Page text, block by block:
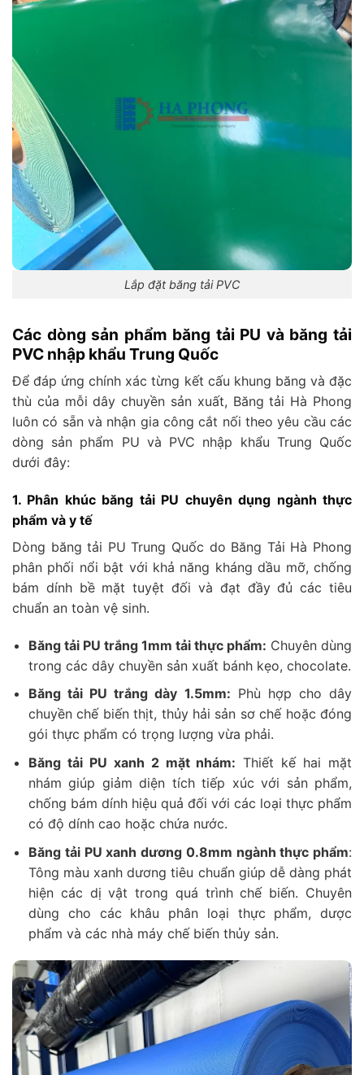
Lắp đặt băng tải PVC
Các dòng sản phẩm băng tải PU và băng tải
PVC nhập khẩu Trung Quốc
Để đáp ứng chính xác từng kết cấu khung băng và đặc
thù của mỗi dây chuyền sản xuất, Băng tải Hà Phong
luôn có sẵn và nhận gia công cắt nối theo yêu cầu các
dòng sản phẩm PU và PVC nhập khẩu Trung Quốc
dưới đây:
1. Phân khúc băng tải PU chuyên dụng ngành thực
phẩm và y tế
Dòng băng tải PU Trung Quốc do Băng Tải Hà Phong
phân phối nổi bật với khả năng kháng dầu mỡ, chống
bám dính bề mặt tuyệt đối và đạt đầy đủ các tiêu
chuẩn an toàn vệ sinh.
Băng tải PU trắng 1mm tải thực phẩm: Chuyên dùng
trong các dây chuyền sản xuất bánh kẹo, chocolate.
Băng tải PU trắng dày 1.5mm: Phù hợp cho dây
chuyền chế biến thịt, thủy hải sản sơ chế hoặc đóng
gói thực phẩm có trọng lượng vừa phải.
Băng tải PU xanh 2 mặt nhám: Thiết kế hai mặt
nhám giúp giảm diện tích tiếp xúc với sản phẩm,
chống bám dính hiệu quả đối với các loại thực phẩm
có độ dính cao hoặc chứa nước.
Băng tải PU xanh dương 0.8mm ngành thực phẩm:
Tông màu xanh dương tiêu chuẩn giúp dễ dàng phát
hiện các dị vật trong quá trình chế biến. Chuyên
dùng cho các khâu phân loại thực phẩm, dược
phẩm và các nhà máy chế biến thủy sản.